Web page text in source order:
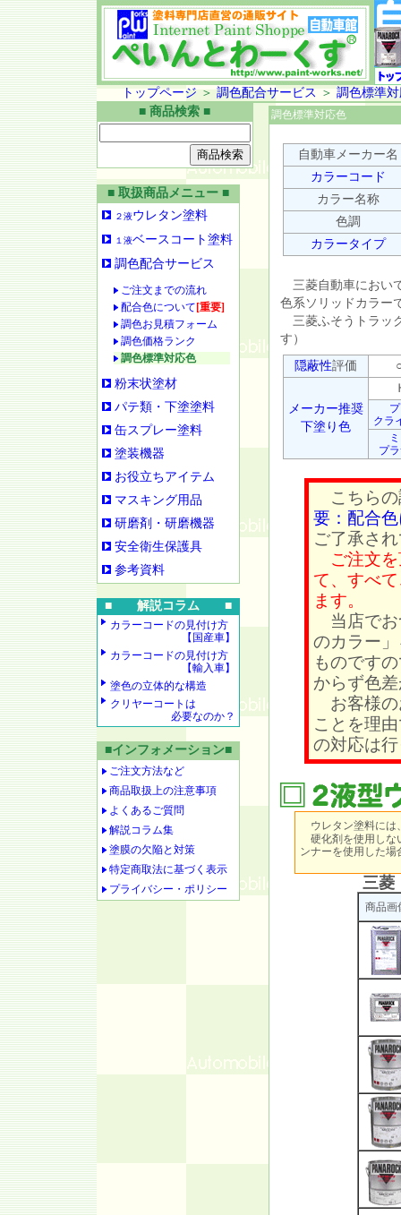
トップページ ＞ 調色配合サービス ＞ 調色標準
■ 商品検索 ■
■ 取扱商品メニュー ■
２液ウレタン塗料
１液ベースコート塗料
調色配合サービス
ご注文までの流れ
配合色について [重要]
調色お見積フォーム
調色価格ランク
調色標準対応色
粉末状塗材
パテ類・下塗塗料
缶スプレー塗料
塗装機器
お役立ちアイテム
マスキング用品
研磨剤・研磨機器
安全衛生保護具
参考資料
■ 解説コラム ■
カラーコードの見付け方
【国産車】
カラーコードの見付け方
【輸入車】
塗色の立体的な構造
クリヤーコートは
必要なのか？
■インフォメーション■
ご注文方法など
商品取扱上の注意事項
よくあるご質問
解説コラム集
塗膜の欠陥と対策
特定商取法に基づく表示
プライバシー・ポリシー
調色標準対応色
自動車メーカー名
カラーコード
カラー名称
色調
カラータイプ
三菱自動車におい
色系ソリッドカラー
三菱ふそうトラッ
す）
隠蔽性評価 ○
メーカー推奨
下塗り色
Ｈ
クラ
プ
こちらの
要：配合
ご了承さ
ご注文
て、すべ
ます。
当店でお
のカラー
ものです
からず色
お客様の
ことを理
の対応は
ウレタン塗料には
硬化剤を使用しな
ンナーを使用した
三菱
商品画